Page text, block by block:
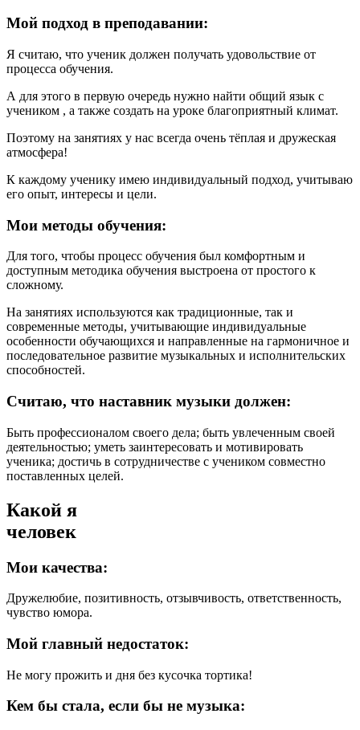
Мой подход в преподавании:
Я считаю, что ученик должен получать удовольствие от
процесса обучения.
А для этого в первую очередь нужно найти общий язык с
учеником , а также создать на уроке благоприятный климат.
Поэтому на занятиях у нас всегда очень тёплая и дружеская
атмосфера!
К каждому ученику имею индивидуальный подход, учитываю
его опыт, интересы и цели.
Мои методы обучения:
Для того, чтобы процесс обучения был комфортным и
доступным методика обучения выстроена от простого к
сложному.
На занятиях используются как традиционные, так и
современные методы, учитывающие индивидуальные
особенности обучающихся и направленные на гармоничное и
последовательное развитие музыкальных и исполнительских
способностей.
Считаю, что наставник музыки должен:
Быть профессионалом своего дела; быть увлеченным своей
деятельностью; уметь заинтересовать и мотивировать
ученика; достичь в сотрудничестве с учеником совместно
поставленных целей.
Какой я
человек
Мои качества:
Дружелюбие, позитивность, отзывчивость, ответственность,
чувство юмора.
Мой главный недостаток:
Не могу прожить и дня без кусочка тортика!
Кем бы стала, если бы не музыка: